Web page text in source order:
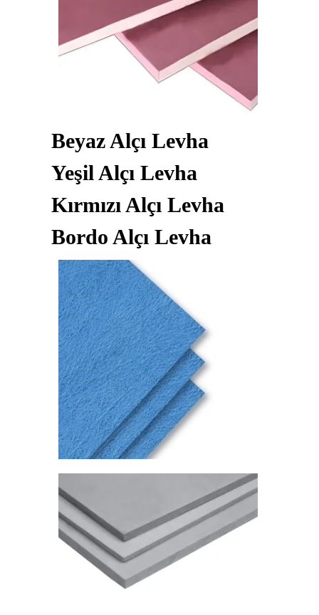
Beyaz Alçı Levha
Yeşil Alçı Levha
Kırmızı Alçı Levha
Bordo Alçı Levha